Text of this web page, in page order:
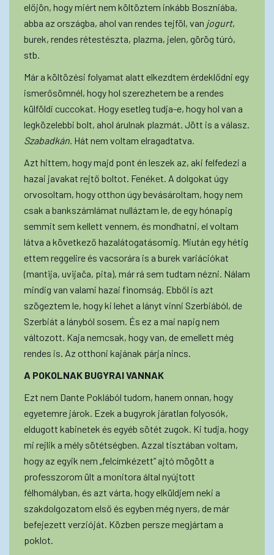
előjön, hogy miért nem költöztem inkább Boszniába,
abba az országba, ahol van rendes tejföl, van jogurt,
burek, rendes rétestészta, plazma, jelen, görög túró,
stb.
Már a költözési folyamat alatt elkezdtem érdeklődni egy
ismerősömnél, hogy hol szerezhetem be a rendes
külföldi cuccokat. Hogy esetleg tudja-e, hogy hol van a
legközelebbi bolt, ahol árulnak plazmát. Jött is a válasz.
Szabadkán . Hát nem voltam elragadtatva.
Azt hittem, hogy majd pont én leszek az, aki felfedezi a
hazai javakat rejtő boltot. Fenéket. A dolgokat úgy
orvosoltam, hogy otthon úgy bevásároltam, hogy nem
csak a bankszámlámat nulláztam le, de egy hónapig
semmit sem kellett vennem, és mondhatni, el voltam
látva a következő hazalátogatásomig. Miután egy hétig
ettem reggelire és vacsorára is a burek variációkat
(mantija, uvijača, pita), már rá sem tudtam nézni. Nálam
mindig van valami hazai finomság. Ebből is azt
szögeztem le, hogy ki lehet a lányt vinni Szerbiából, de
Szerbiát a lányból sosem. És ez a mai napig nem
változott. Kaja nemcsak, hogy van, de emellett még
rendes is. Az otthoni kajának párja nincs.
A POKOLNAK BUGYRAI VANNAK
Ezt nem Dante Poklából tudom, hanem onnan, hogy
egyetemre járok. Ezek a bugyrok járatlan folyosók,
eldugott kabinetek és egyéb sötét zugok. Ki tudja, hogy
mi rejlik a mély sötétségben. Azzal tisztában voltam,
hogy az egyik nem „felcímkézett” ajtó mögött a
professzorom ült a monitora által nyújtott
félhomályban, és azt várta, hogy elküldjem neki a
szakdolgozatom első és egyben még nyers, de már
befejezett verzióját. Közben persze megjártam a
poklot.